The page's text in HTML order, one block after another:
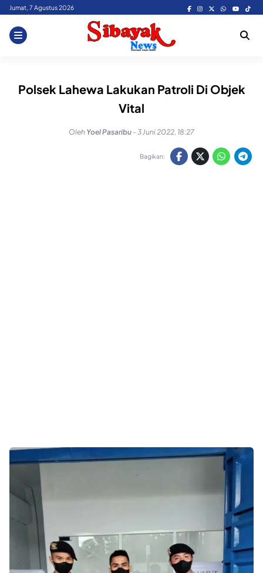
Skip
content
Jumat, 7 Agustus 2026
Polsek Lahewa Lakukan Patroli Di Objek
Vital
Oleh Yoel Pasaribu - 3 Juni 2022, 18:27
Bagikan: